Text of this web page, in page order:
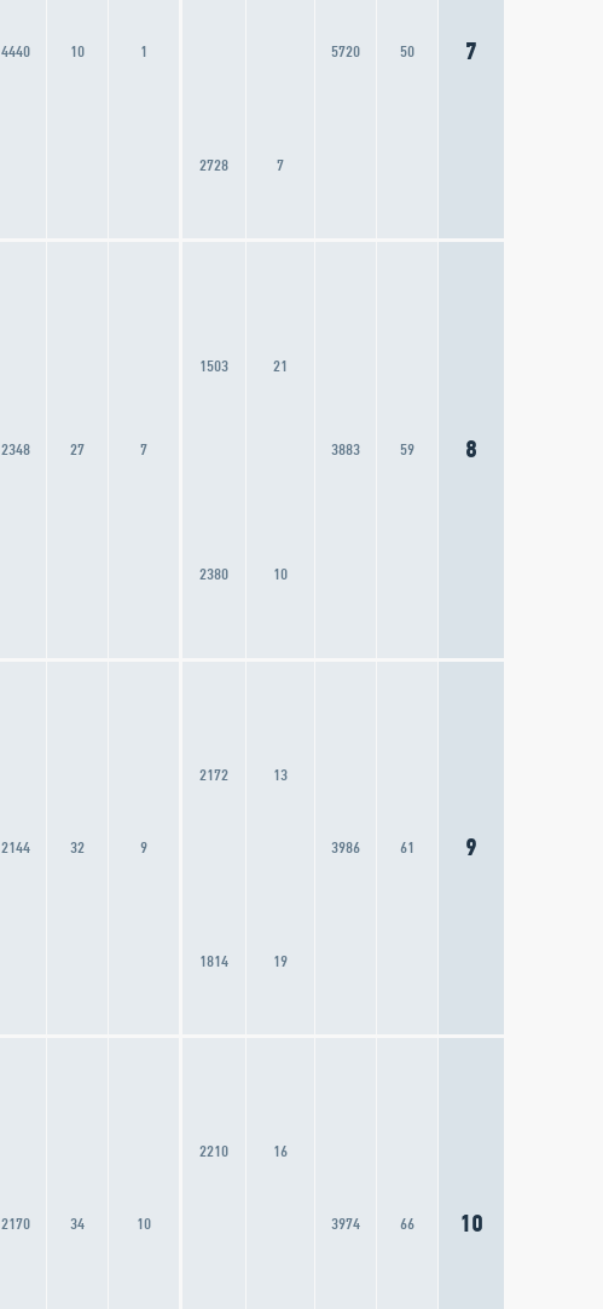
4440 10 1 5720 50 7
2728 7
2348 27 7
1503 21
3883 59 8
2380 10
2144 32 9
2172 13
3986 61 9
1814 19
2170 34 10
2210 16
3974 66 10